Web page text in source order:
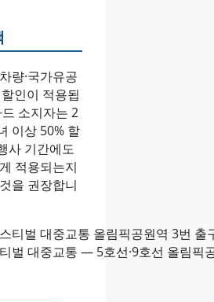
량·국가유공
인이 적용됩
소지자는 2
이상 50% 할
사 기간에도
적용되는지
을 권장합니
벌 대중교통 — 5호선·9호선 올림픽